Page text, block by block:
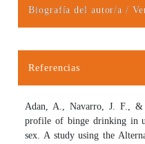
Biografía del autor/a/
Referencias
Adan, A., Navarro, J. F.,
profile of binge drinking in
sex. A study using the